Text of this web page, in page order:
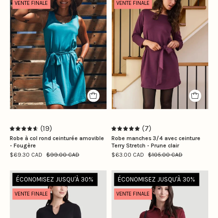
col
rond
ceinturée
amovible
-
Fougère
VENTE FINALE
4.7
(19)
Robe à col rond ceinturée amovible
- Fougère
$69.30 CAD
$99.00 CAD
la
taille
|
Camille
is
wearing
size
S
VENTE FINALE
5.0
(7)
Robe manches 3/4 avec ceinture
Terry Stretch - Prune clair
$63.00 CAD
$105.00 CAD
Le
modèle
porte
la
ÉCONOMISEZ JUSQU'À 30%
VENTE FINALE
Le
modèle
porte
la
ÉCONOMISEZ JUSQU'À 30%
VENTE FINALE